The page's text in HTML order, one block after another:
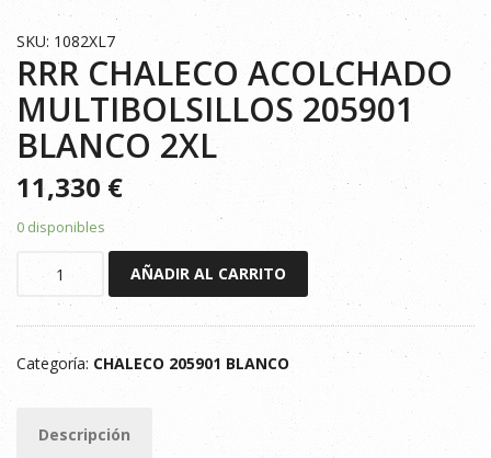
SKU: 1082XL7
RRR CHALECO ACOLCHADO
MULTIBOLSILLOS 205901
BLANCO 2XL
11,330€
0 disponibles
205901
cantidad
AÑADIR AL CARRITO
Categoría: CHALECO 205901 BLANCO
Descripción